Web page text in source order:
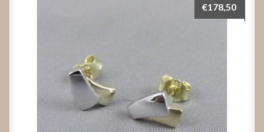
€178,50